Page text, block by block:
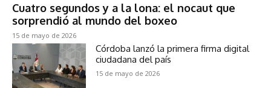
Cuatro segundos y a la lona: el nocaut que
sorprendió al mundo del boxeo
15 de mayo de 2026
Córdoba lanzó la primera firma digital
ciudadana del país
15 de mayo de 2026